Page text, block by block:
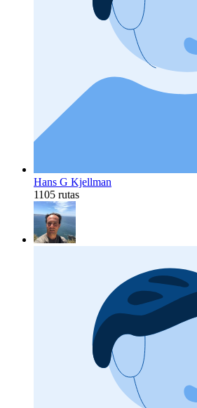
Hans G Kjellman
1105 rutas